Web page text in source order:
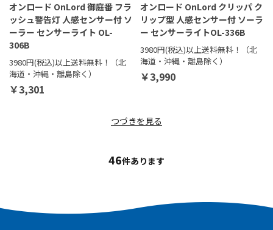
オンロード OnLord 御庭番 フラ
ッシュ警告灯 人感センサー付 ソ
ーラー センサーライト OL-
306B
3980円(税込)以上送料無料！（北
海道・沖縄・離島除く）
￥3,301
オンロード OnLord クリッパ ク
リップ型 人感センサー付 ソーラ
ー センサーライトOL-336B
3980円(税込)以上送料無料！（北
海道・沖縄・離島除く）
￥3,990
つづきを見る
46件あります